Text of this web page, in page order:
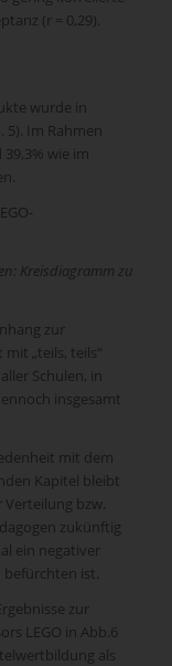
(r = 0,29).
wurde in
5). Im Rahmen
wie im
Kreisdiagramm zu
zur
„teils, teils“
Schulen, in
insgesamt
mit dem
Kapitel bleibt
bzw.
zukünftig
ein negativer
befürchten ist.
zur
LEGO in Abb.6
als